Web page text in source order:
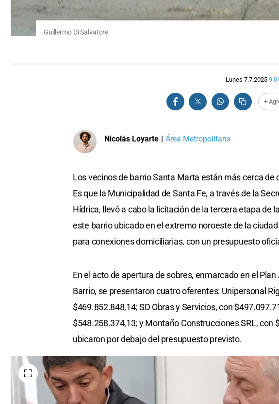
Guillermo Di Salvatore
Lunes 7.7.2025 9:01
+
Nicolás Loyarte | Área Metropolitana
Los vecinos de barrio Santa Marta están más cerca
Es que la Municipalidad de Santa Fe, a través de la
Hídrica, llevó a cabo la licitación de la tercera etapa de
este barrio ubicado en el extremo noroeste de la
para conexiones domiciliarias, con un presupuesto
En el acto de apertura de sobres, enmarcado en el
Barrio, se presentaron cuatro oferentes: Unipersonal
$469.852.848,14; SD Obras y Servicios, con
$548.258.374,13; y Montaño Construcciones SRL, con
ubicaron por debajo del presupuesto previsto.